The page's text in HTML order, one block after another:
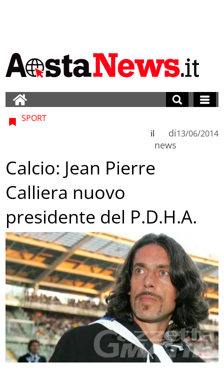
SPORT
di
news
il 13/06/2014
Calcio: Jean Pierre
Calliera nuovo
presidente del P.D.H.A.